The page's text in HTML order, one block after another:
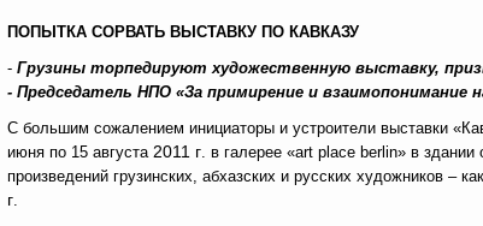
ПОПЫТКА СОРВАТЬ ВЫСТАВКУ ПО КАВКАЗУ
- Грузины торпедируют художественную выставку,
- Председатель НПО «За примирение и взаимопонимание
С большим сожалением инициаторы и устроители выставки
июня по 15 августа 2011 г. в галерее «art place berlin» в
произведений грузинских, абхазских и русских художников –
г.